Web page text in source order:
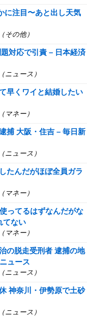
に注目〜あと出し天気
その他）
対応で引責 – 日本経済
ニュース）
早くワイと結婚したい
マネー）
捕 大阪・住吉 – 毎日新
ニュース）
たんだがほぼ全員ガラ
マネー）
ってるはずなんだがな
てない
マネー）
の脱走受刑者 逮捕の地
ュース
ニュース）
神奈川・伊勢原で土砂
ニュース）